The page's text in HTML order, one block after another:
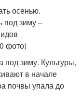
под зиму. Культуры,
в начале
почвы упала до